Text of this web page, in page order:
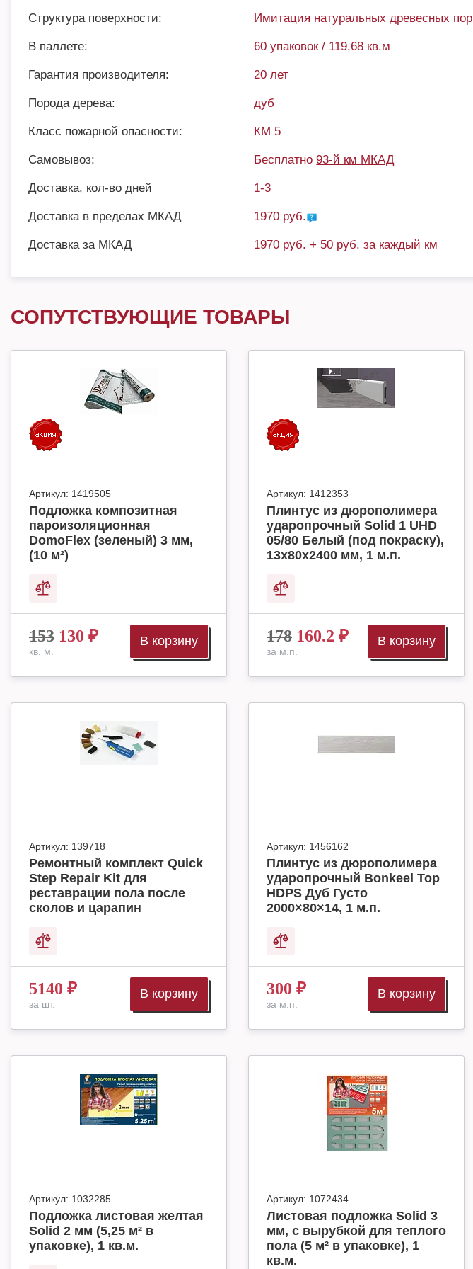
Структура поверхности: Имитация натуральных древесных пор
В паллете: 60 упаковок / 119,68 кв.м
Гарантия производителя: 20 лет
Порода дерева: дуб
Класс пожарной опасности: КМ 5
Самовывоз: Бесплатно93-й км МКАД
Доставка, кол-во дней 1-3
Доставка в пределах МКАД 1970 руб.
Доставка за МКАД 1970 руб. + 50 руб. за каждый км
СОПУТСТВУЮЩИЕ ТОВАРЫ
Артикул: 1419505
Подложка композитная
пароизоляционная
DomoFlex (зеленый) 3 мм,
(10 м²)
153 130 ₽
кв. м.
В корзину
Артикул: 1412353
Плинтус из дюрополимера
ударопрочный Solid 1 UHD
05/80 Белый (под покраску),
13х80х2400 мм, 1 м.п.
178 160.2 ₽
за м.п.
В корзину
Артикул: 139718
Ремонтный комплект Quick
Step Repair Kit для
реставрации пола после
сколов и царапин
5140 ₽
за шт.
В корзину
Артикул: 1456162
Плинтус из дюрополимера
ударопрочный Bonkeel Top
HDPS Дуб Густо
2000×80×14, 1 м.п.
300 ₽
за м.п.
В корзину
Артикул: 1032285
Подложка листовая желтая
Solid 2 мм (5,25 м² в
упаковке), 1 кв.м.
Артикул: 1072434
Листовая подложка Solid 3
мм, с вырубкой для теплого
пола (5 м² в упаковке), 1
кв.м.